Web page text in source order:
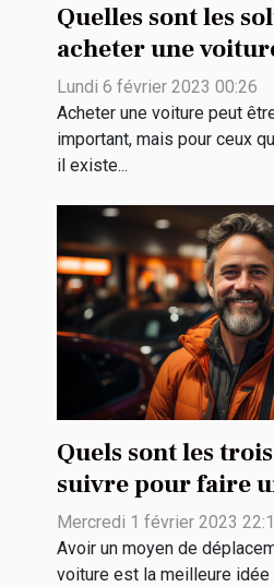
Quelles sont les
acheter une
petit budget ?
Lundi 6 février 2023 00:26
Acheter une voiture peut
important, mais pour ceux
il existe...
Quels sont les
suivre pour faire
rachat de véhicule
Mercredi 1 février 2023
Avoir un moyen de
voiture est la meilleure